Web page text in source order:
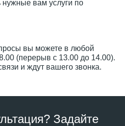
нужные вам услуги по
вы можете в любой
(перерыв с 13.00 до 14.00).
и ждут вашего звонка.
Задайте